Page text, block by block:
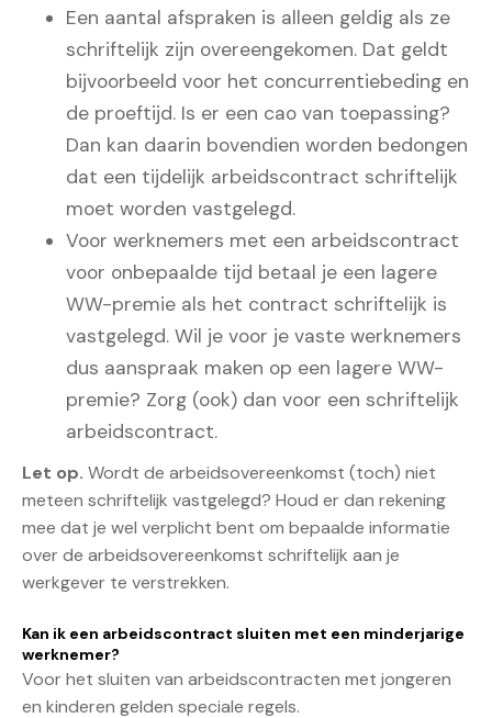
Een aantal afspraken is alleen geldig als ze
schriftelijk zijn overeengekomen. Dat geldt
bijvoorbeeld voor het concurrentiebeding en
de proeftijd. Is er een cao van toepassing?
Dan kan daarin bovendien worden bedongen
dat een tijdelijk arbeidscontract schriftelijk
moet worden vastgelegd.
Voor werknemers met een arbeidscontract
voor onbepaalde tijd betaal je een lagere
WW-premie als het contract schriftelijk is
vastgelegd. Wil je voor je vaste werknemers
dus aanspraak maken op een lagere WW-
premie? Zorg (ook) dan voor een schriftelijk
arbeidscontract.
Let op. Wordt de arbeidsovereenkomst (toch) niet
meteen schriftelijk vastgelegd? Houd er dan rekening
mee dat je wel verplicht bent om bepaalde informatie
over de arbeidsovereenkomst schriftelijk aan je
werkgever te verstrekken.
Kan ik een arbeidscontract sluiten met een minderjarige
werknemer?
Voor het sluiten van arbeidscontracten met jongeren
en kinderen gelden speciale regels.